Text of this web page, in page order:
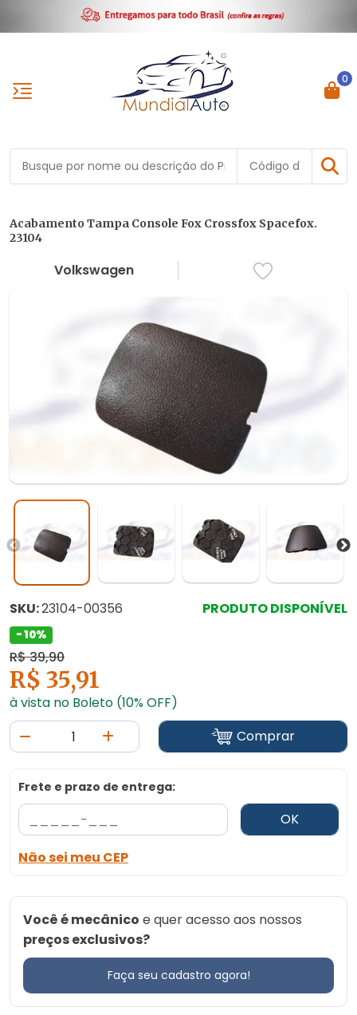
0
Acabamento Tampa Console Fox Crossfox Spacefox.
23104
Volkswagen
SKU:23104-00356 PRODUTO DISPONÍVEL
- 10%
R$ 39,90
R$ 35,91
à vista no Boleto (10% OFF)
Comprar
Frete e prazo de entrega:
OK
Não sei meu CEP
Você é mecânico e quer acesso aos nossos
preços exclusivos?
Faça seu cadastro agora!